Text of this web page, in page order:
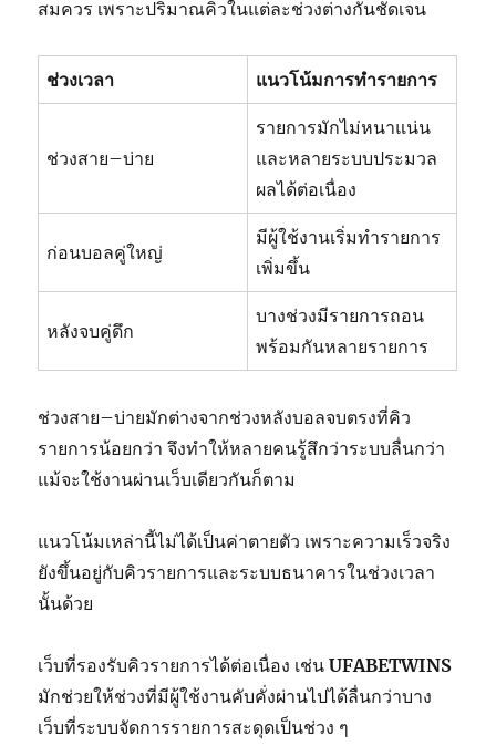
สมควร เพราะปริมาณคิวในแต่ละช่วงต่างกันชัดเจน
ช่วงเวลา แนวโน้มการทำรายการ
ช่วงสาย–บ่าย
รายการมักไม่หนาแน่น
และหลายระบบประมวล
ผลได้ต่อเนื่อง
ก่อนบอลคู่ใหญ่
มีผู้ใช้งานเริ่มทำรายการ
เพิ่มขึ้น
หลังจบคู่ดึก
บางช่วงมีรายการถอน
พร้อมกันหลายรายการ
ช่วงสาย–บ่ายมักต่างจากช่วงหลังบอลจบตรงที่คิว
รายการน้อยกว่า จึงทำให้หลายคนรู้สึกว่าระบบลื่นกว่า
แม้จะใช้งานผ่านเว็บเดียวกันก็ตาม
แนวโน้มเหล่านี้ไม่ได้เป็นค่าตายตัว เพราะความเร็วจริง
ยังขึ้นอยู่กับคิวรายการและระบบธนาคารในช่วงเวลา
นั้นด้วย
เว็บที่รองรับคิวรายการได้ต่อเนื่อง เช่นUFABETWINS
มักช่วยให้ช่วงที่มีผู้ใช้งานคับคั่งผ่านไปได้ลื่นกว่าบาง
เว็บที่ระบบจัดการรายการสะดุดเป็นช่วง ๆ